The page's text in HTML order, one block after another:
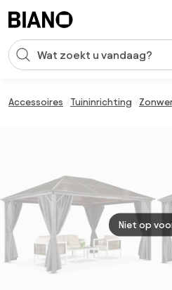
Zoekopdracht invoeren
Accessoires Tuininrichting
Niet op